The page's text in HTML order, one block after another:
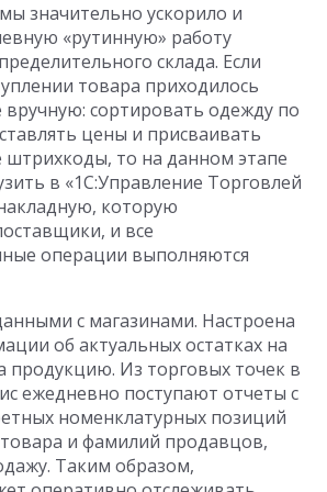
значительно ускорило и
«рутинную» работу
склада. Если
товара приходилось
вручную: сортировать одежду по
цены и присваивать
то на данном этапе
в «1С:Управление Торговлей
которую
и все
операции выполняются
с магазинами. Настроена
об актуальных остатках на
продукцию. Из торговых точек в
ежедневно поступают отчеты с
номенклатурных позиций
и фамилий продавцов,
Таким образом,